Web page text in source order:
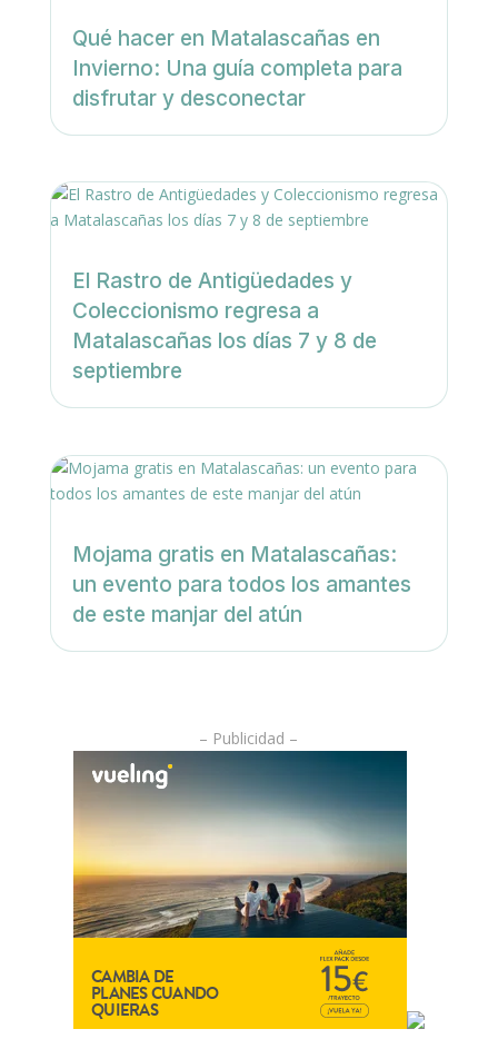
Qué hacer en Matalascañas en
Invierno: Una guía completa para
disfrutar y desconectar
El Rastro de Antigüedades y
Coleccionismo regresa a
Matalascañas los días 7 y 8 de
septiembre
Mojama gratis en Matalascañas:
un evento para todos los amantes
de este manjar del atún
– Publicidad –